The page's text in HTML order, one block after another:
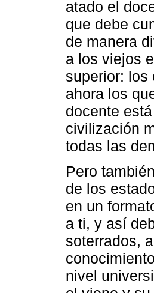
atado el
que debe
de manera
a los viejos
superior: los
ahora los
docente
civilización
todas las
Pero
de los
en un
a ti, y así
soterrados,
nivel